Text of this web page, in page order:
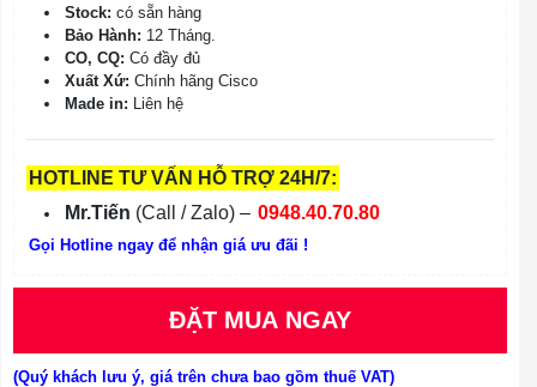
Stock: có sẵn hàng
Bảo Hành: 12 Tháng.
CO, CQ: Có đầy đủ
Xuất Xứ: Chính hãng Cisco
Made in: Liên hệ
HOTLINE TƯ VẤN HỖ TRỢ 24H/7:
Mr.Tiến (Call / Zalo) – 0948.40.70.80
Gọi Hotline ngay để nhận giá ưu đãi !
ĐẶT MUA NGAY
(Quý khách lưu ý, giá trên chưa bao gồm thuế VAT)